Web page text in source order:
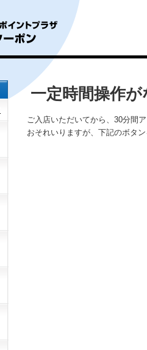
一定時間操作
ご入店いただいてから、30分間
おそれいりますが、下記のボタ